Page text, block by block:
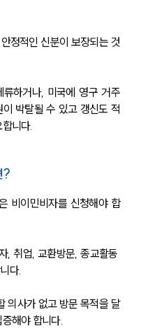
정적인 신분이 보장되는 것
하거나, 미국에 영구 거주
박탈될 수 있고 갱신도 적
니다.
?
비이민비자를 신청해야 합
, 취업, 교환방문, 종교활동
다.
의사가 없고 방문 목적을 달
해야 합니다.